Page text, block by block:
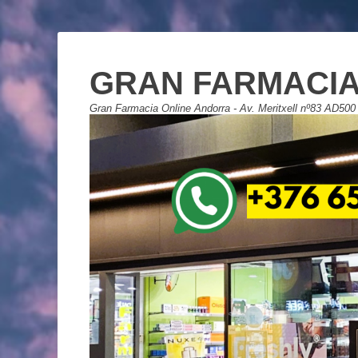
GRAN
Gran Farmacia Online Andorra - Av. Meritxell nº83